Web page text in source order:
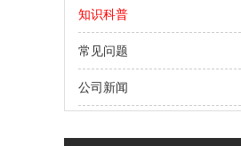
知识科普
常见问题
公司新闻